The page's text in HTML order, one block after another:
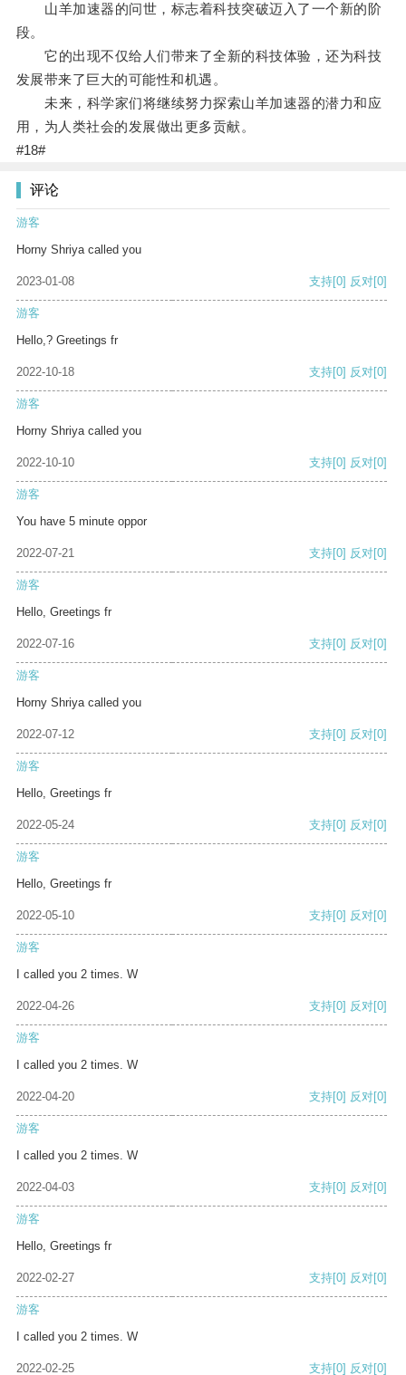
山羊加速器的问世，标志着科技突破迈入了一个新的阶
段。
它的出现不仅给人们带来了全新的科技体验，还为科技
发展带来了巨大的可能性和机遇。
未来，科学家们将继续努力探索山羊加速器的潜力和应
用，为人类社会的发展做出更多贡献。
#18#
评论
游客
Horny Shriya called you
2023-01-08 支持[0] 反对[0]
游客
Hello,? Greetings fr
2022-10-18 支持[0] 反对[0]
游客
Horny Shriya called you
2022-10-10 支持[0] 反对[0]
游客
You have 5 minute oppor
2022-07-21 支持[0] 反对[0]
游客
Hello, Greetings fr
2022-07-16 支持[0] 反对[0]
游客
Horny Shriya called you
2022-07-12 支持[0] 反对[0]
游客
Hello, Greetings fr
2022-05-24 支持[0] 反对[0]
游客
Hello, Greetings fr
2022-05-10 支持[0] 反对[0]
游客
I called you 2 times. W
2022-04-26 支持[0] 反对[0]
游客
I called you 2 times. W
2022-04-20 支持[0] 反对[0]
游客
I called you 2 times. W
2022-04-03 支持[0] 反对[0]
游客
Hello, Greetings fr
2022-02-27 支持[0] 反对[0]
游客
I called you 2 times. W
2022-02-25 支持[0] 反对[0]